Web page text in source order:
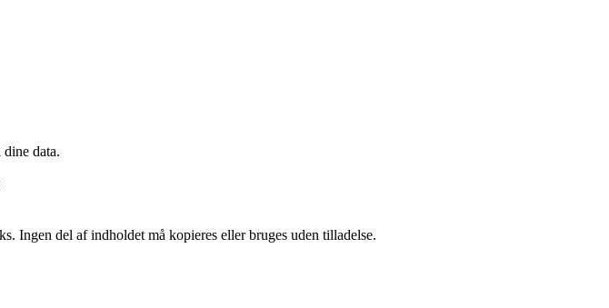
data.
Ingen del af indholdet må kopieres eller bruges uden tilladelse.